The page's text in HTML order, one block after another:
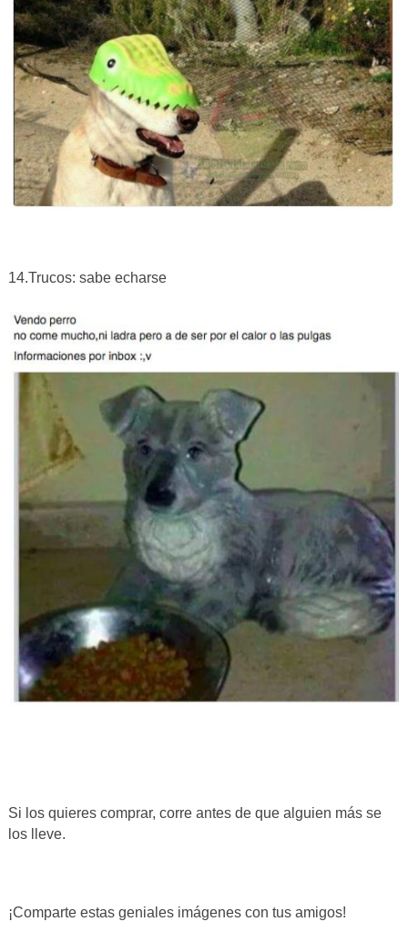
14.Trucos: sabe echarse
Si los quieres comprar, corre antes de que alguien más se
los lleve.
¡Comparte estas geniales imágenes con tus amigos!